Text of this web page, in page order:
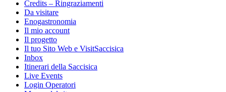
Credits – Ringraziamenti
Da visitare
Enogastronomia
Il mio account
Il progetto
Il tuo Sito Web e VisitSaccisica
Inbox
Itinerari della Saccisica
Live Events
Login Operatori